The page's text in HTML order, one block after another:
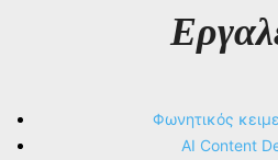
Φωνητικός
AI Content